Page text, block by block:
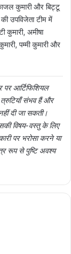
कुमारी और बिट्टू
उपविजेता टीम में
कुमारी, अमीषा
पम्मी कुमारी और
पर आर्टिफिशियल
संभव हैं और
दी जा सकती।
विषय-वस्तु के लिए
पर भरोसा करने या
रूप से पुष्टि अवश्य